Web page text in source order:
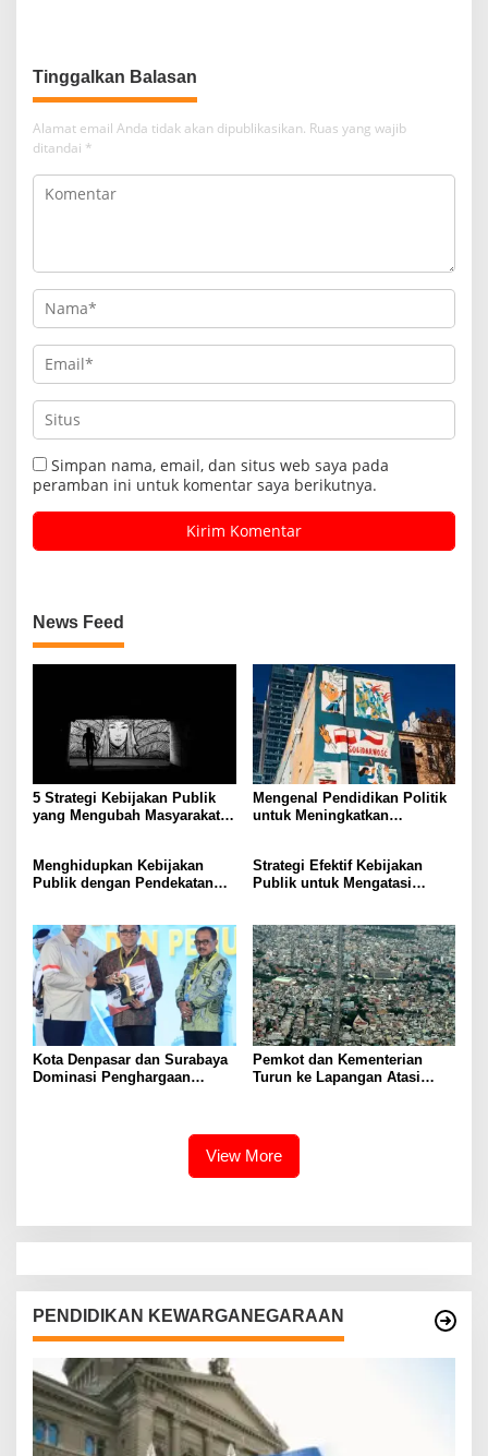
Tinggalkan Balasan
Alamat email Anda tidak akan dipublikasikan. Ruas yang wajib
ditandai *
Simpan nama, email, dan situs web saya pada
peramban ini untuk komentar saya berikutnya.
News Feed
5 Strategi Kebijakan Publik
yang Mengubah Masyarakat
Mengenal Pendidikan Politik
untuk Meningkatkan
Menghidupkan Kebijakan
Publik dengan Pendekatan
Strategi Efektif Kebijakan
Publik untuk Mengatasi
Kota Denpasar dan Surabaya
Dominasi Penghargaan
Pemkot dan Kementerian
Turun ke Lapangan Atasi
View More
PENDIDIKAN KEWARGANEGARAAN